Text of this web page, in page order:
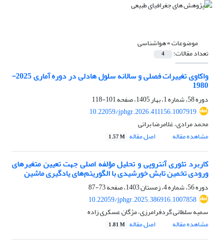
موضوعات =هواشناسی
تعداد مقالات: 4
واکاوی تغییرات فصلی و سالانه سلول هادلی در دوره آماری 2025-
1980
دوره 58، شماره 1، بهار 1405، صفحه
101-118
10.22059/jphgr.2026.411156.1007919
محمد مرادی، غلامرضا براتی
مشاهده مقاله
اصل مقاله 1.57 M
کاربرد تئوری آنتروپی و تحلیل مؤلفه اصلی جهت تعیین متغیرهای
ورودی تخمین تابش خورشیدی با الگوریتم‌های یادگیری ماشین
دوره 56، شماره 4، زمستان 1403، صفحه
73-87
10.22059/jphgr.2025.386916.1007858
سمیه سلطانی گردفرامرزی، مژگان عسکری زاده
مشاهده مقاله
اصل مقاله 1.81 M